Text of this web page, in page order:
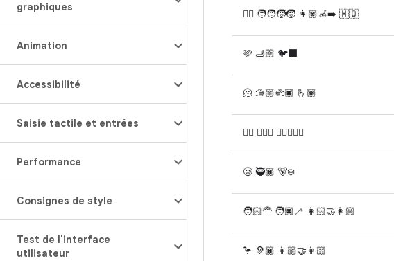
graphiques
Animation
Accessibilité
Saisie tactile et entrées
Performance
Consignes de style
Test de l'interface
utilisateur
🐦‍🔥 🧑‍🧑‍🧒‍🧒 👩🏽‍🦽‍➡️ 🇲🇶
🩷 🫸🏼 🐦‍⬛
🫠 🫱🏼‍🫲🏿 🫰🏽
😶‍🌫️ 🧔🏻‍♀️ 🧑🏿‍❤️‍🧑🏾
🥲 🥷🏿 🐻‍❄️
🧑🏻‍🦰 🧑🏿‍🦯 👩🏻‍🤝‍👩🏼
🦩 🦻🏿 👩🏼‍🤝‍👩🏻